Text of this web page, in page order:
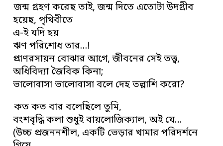
জন্ম গ্রহণ করেছ তাই, জন্ম দিতে এতোটা উদগ্রীব
হয়েছ, পৃথিবীতে
এ-ই যদি হয়
ঋণ পরিশোধ তার…!
প্রাণরসায়ন বোঝার আগে, জীবনের সেই তত্ত্ব,
অধিবিদ্যা জৈবিক কিনা;
ভালোবাসা ভালোবাসা বলে দেহ তল্লাশি করো?
কত কত বার বলেছিলে তুমি,
বংশবৃদ্ধি কলা শুধুই বায়লোজিক্যাল, অই যে…
(উচ্চ প্রজননশীল, একটি ভেড়ার খামার পরিদর্শনে